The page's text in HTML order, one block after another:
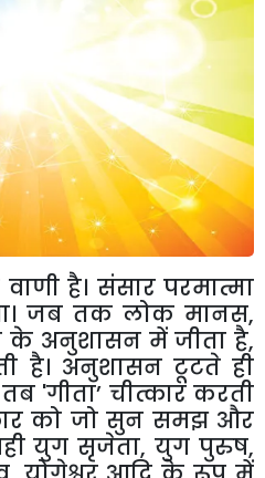
है। संसार परमात्मा
जब तक लोक मानस,
के अनुशासन में जीता है,
है। अनुशासन टूटते ही
तब 'गीता’ चीत्कार करती
को जो सुन समझ और
युग सृजेता,युग पुरुष,